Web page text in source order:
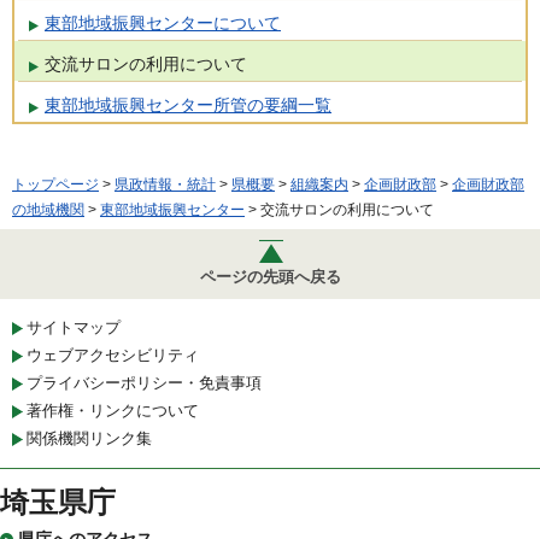
東部地域振興センターについて
交流サロンの利用について
東部地域振興センター所管の要綱一覧
トップページ > 県政情報・統計 > 県概要 > 組織案内 > 企画財政部 > 企画財政部
の地域機関 > 東部地域振興センター > 交流サロンの利用について
ページの先頭へ戻る
サイトマップ
ウェブアクセシビリティ
プライバシーポリシー・免責事項
著作権・リンクについて
関係機関リンク集
埼玉県庁